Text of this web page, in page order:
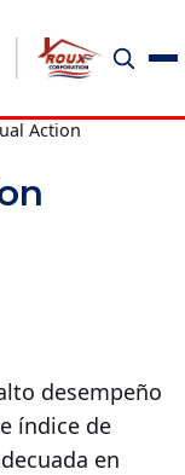
Action
desempeño
índice de
en